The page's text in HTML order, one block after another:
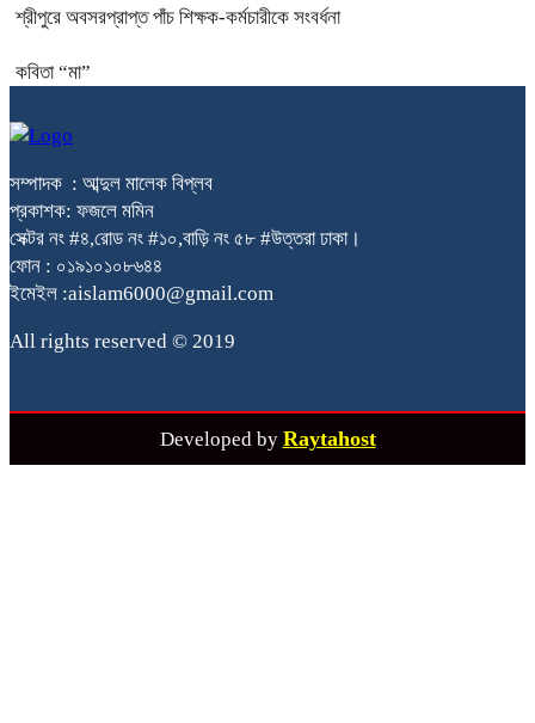
শ্রীপুরে অবসরপ্রাপ্ত পাঁচ শিক্ষক-কর্মচারীকে সংবর্ধনা
কবিতা “মা”
সম্পাদক : আব্দুল মালেক বিপ্লব
প্রকাশক: ফজলে মমিন
সেক্টর নং #৪,রোড নং #১০,বাড়ি নং ৫৮ #উত্তরা ঢাকা।
ফোন : ০১৯১০১০৮৬৪৪
ইমেইল :aislam6000@gmail.com
All rights reserved © 2019
Developed by Raytahost